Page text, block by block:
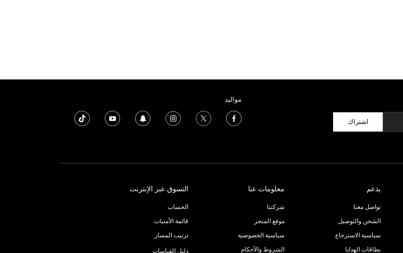
اشتراك
مواليد
يدعم
تواصل معنا
الشحن والتوصيل
سياسية الاسترجاع
بطاقات الهدايا
معلومات عنا
شركتنا
موقع المتجر
سياسية الخصوصية
الشروط والأحكام
التسوق عبر الإنترنت
الحساب
قائمة الأمنيات
ترتيب المسار
دليل القياسات